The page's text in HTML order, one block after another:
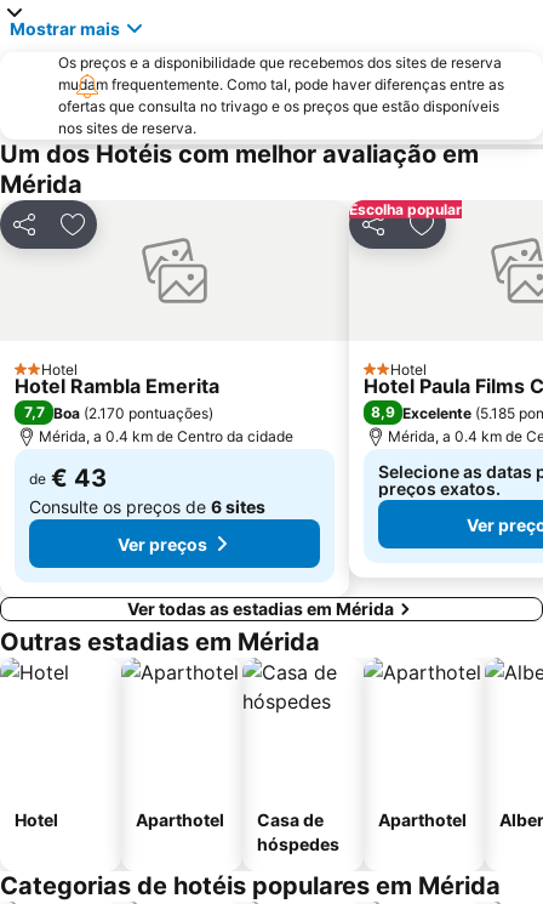
Mostrar mais
Os preços e a disponibilidade que recebemos dos sites de reserva
mudam frequentemente. Como tal, pode haver diferenças entre as
ofertas que consulta no trivago e os preços que estão disponíveis
nos sites de reserva.
Um dos Hotéis com melhor avaliação em
Mérida
PartilharAdicionar aos favoritos
2 Estrelas
Hotel
Hotel Rambla Emerita
7,7 Boa (2.170 pontuações)
Mérida, a 0.4 km de Centro da cidade
de € 43
Consulte os preços de 6 sites
Ver preços
Escolha popular
PartilharAdicionar
2 Estrelas
Hotel
Hotel Paula Films
8,9 Excelente (5.185
Mérida, a 0.4 km de
Selecione as datas
preços exatos.
Ver
Ver todas as estadias em Mérida
Outras estadias em Mérida
Hotel Aparthotel
Casa de
hóspedes
Aparthotel
Categorias de hotéis populares em Mérida